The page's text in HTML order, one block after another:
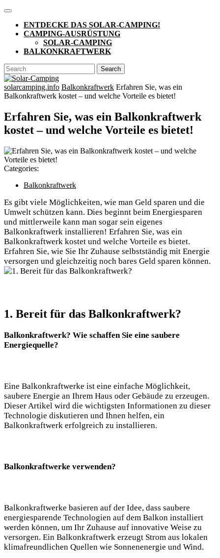
Skip
content
Open
ButtonENTDECKE DAS SOLAR-CAMPING!
CAMPING-AUSRÜSTUNG
SOLAR-CAMPING
BALKONKRAFTWERK
CLOSE
BUTTON
Search
for:
solarcamping.info Balkonkraftwerk Erfahren Sie, was ein
Balkonkraftwerk kostet – und welche Vorteile es bietet!
Erfahren Sie, was ein Balkonkraftwerk
kostet – und welche Vorteile es bietet!
Categories:
Balkonkraftwerk
Es gibt viele Möglichkeiten, wie man Geld ​sparen und​ die
Umwelt schützen kann. Dies beginnt ‍beim Energiesparen
und mittlerweile kann man ⁢sogar⁢ sein eigenes
Balkonkraftwerk installieren! ⁤Erfahren Sie, was ein
Balkonkraftwerk kostet ​und‌ welche Vorteile es bietet.⁤
Erfahren⁤ Sie,‌ wie Sie Ihr Zuhause selbstständig mit Energie
versorgen und gleichzeitig noch ​bares Geld‍ sparen können.
1. ‍Bereit für das Balkonkraftwerk?
Balkonkraftwerk? Wie⁤ schaffen Sie ​eine saubere
Energiequelle?
Eine Balkonkraftwerke ist ‌eine einfache Möglichkeit,
‍saubere Energie an Ihrem Haus ⁢oder ‌Gebäude ‌zu‍ erzeugen.
Dieser Artikel ​wird die ​wichtigsten Informationen ‌zu dieser
Technologie diskutieren und Ihnen helfen, ein
⁣Balkonkraftwerk ‍erfolgreich zu installieren.
Balkonkraftwerke verwenden?
Balkonkraftwerke basieren auf der Idee, dass saubere⁣
energiesparende Technologien auf dem Balkon ‌installiert
werden‍ können, um Ihr ⁢Zuhause auf innovative Weise zu
versorgen. Ein Balkonkraftwerk‌ erzeugt ⁤Strom aus lokalen​
klimafreundlichen ⁢Quellen wie Sonnenenergie und Wind.